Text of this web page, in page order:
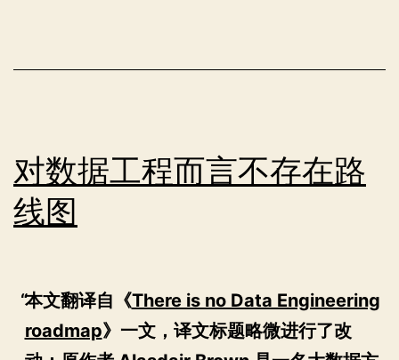
吃
对数据工程而言不存在路
线图
本文翻译自《There is no Data Engineering
roadmap》一文，译文标题略微进行了改